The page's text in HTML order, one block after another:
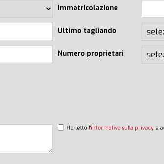
Immatricolazione
Ultimo tagliando
Numero proprietari
Ho letto l'informativa sulla privacy e